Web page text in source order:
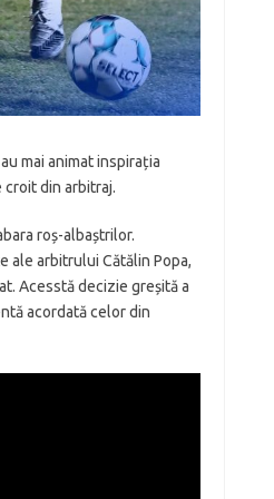
mai animat inspirația
din arbitraj.
roș-albaștrilor.
ale arbitrului Cătălin Popa,
Acesstă decizie greșită a
acordată celor din